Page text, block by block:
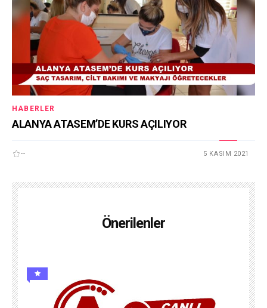
HABERLER
ALANYA ATASEM’DE KURS AÇILIYOR
-- 5 KASIM 2021
Önerilenler